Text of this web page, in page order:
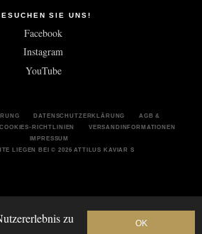
OK
zu
SIE UNS!
Facebook
Instagram
YouTube
DATENSCHUTZERKLÄRUNG
AGB &
COOKIES-RICHTLINIEN
VERSANDINFORMATIONEN
IMPRESSUM
LIEGEN BEI © 2026 ATTILUS KAVIAR S